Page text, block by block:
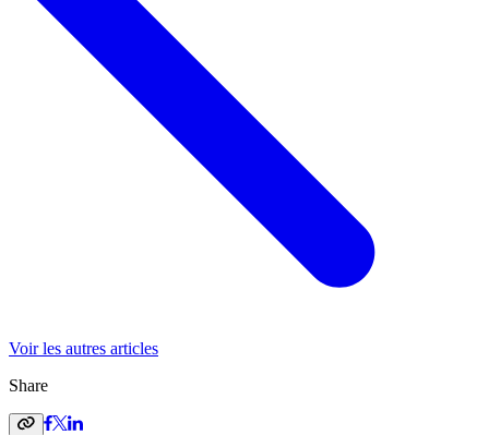
Voir les autres articles
Share